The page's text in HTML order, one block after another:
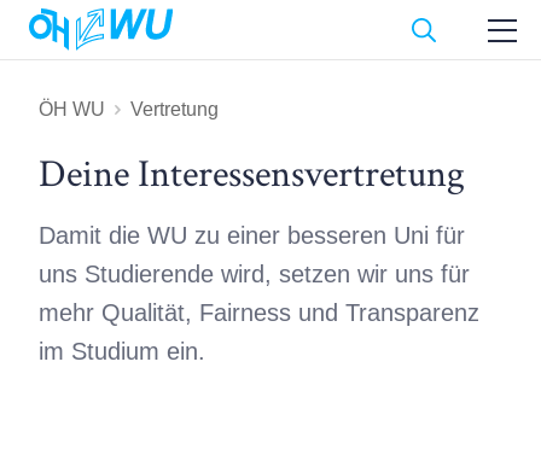
ÖH WU Vertretung
Deine Interessens­vertretung
Damit die WU zu einer besseren Uni für
uns Studierende wird, setzen wir uns für
mehr Qualität, Fairness und Transparenz
im Studium ein.